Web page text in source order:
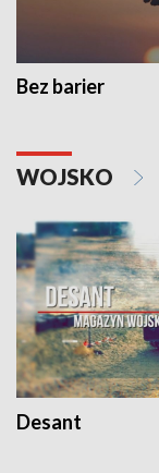
Bez barier
WOJSKO
Desant